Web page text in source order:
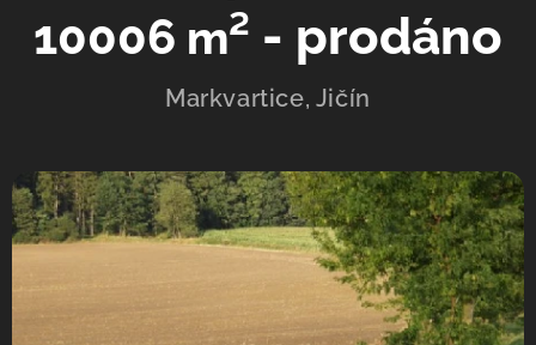
10006 m² - prodáno
Markvartice, Jičín